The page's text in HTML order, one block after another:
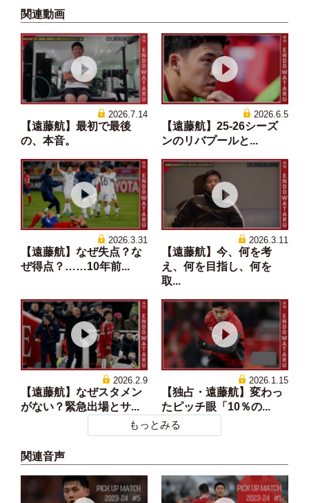
関連動画
2026.7.14
【遠藤航】最初で最後
の、本音。
2026.6.5
【遠藤航】25-26シーズ
ンのリバプールと...
2026.3.31
【遠藤航】なぜ失点？な
ぜ得点？……10年前...
2026.3.11
【遠藤航】今、何を考
え、何を目指し、何を
取...
2026.2.9
【遠藤航】なぜスタメン
がない？緊急出場とサ...
2026.1.15
【独占・遠藤航】変わっ
たピッチ眼「10％の...
もっとみる
関連音声